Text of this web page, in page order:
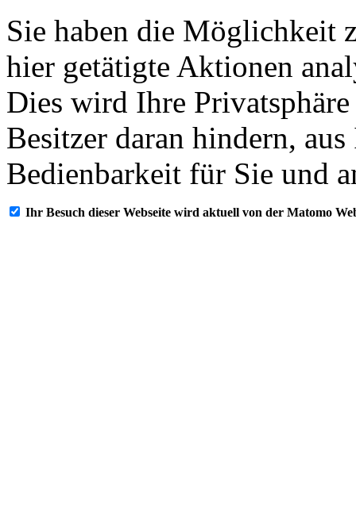
Sie haben die Möglichkeit
hier getätigte Aktionen
Dies wird Ihre
Besitzer daran hindern,
Bedienbarkeit für Sie und
Ihr Besuch dieser Webseite wird aktuell von der Matomo